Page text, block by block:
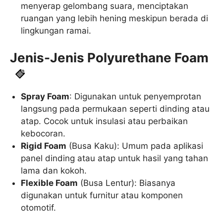
menyerap gelombang suara, menciptakan
ruangan yang lebih hening meskipun berada di
lingkungan ramai.
Jenis-Jenis Polyurethane Foam
Spray Foam: Digunakan untuk penyemprotan
langsung pada permukaan seperti dinding atau
atap. Cocok untuk insulasi atau perbaikan
kebocoran.
Rigid Foam (Busa Kaku): Umum pada aplikasi
panel dinding atau atap untuk hasil yang tahan
lama dan kokoh.
Flexible Foam (Busa Lentur): Biasanya
digunakan untuk furnitur atau komponen
otomotif.